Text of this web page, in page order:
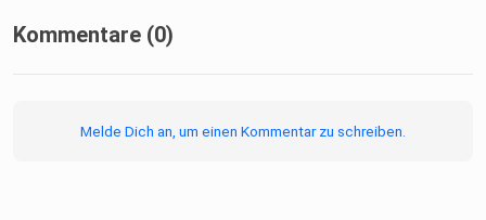
Kommentare (0)
Melde Dich an, um einen Kommentar zu schreiben.